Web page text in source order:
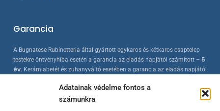
Adatainak védelme fontos a
számunkra
Garancia
A Bugnatese Rubinetteria által gyártott egykaros és kétkaros csaptelep
testekre öntvényhiba esetén a garancia az eladás napjától számított – 5
év. Kerámiabetét és zuhanyváltó esetében a garancia az eladás napjától
szabványokkal összhangban készülnek, folyamatos minőség-ellenőrzés